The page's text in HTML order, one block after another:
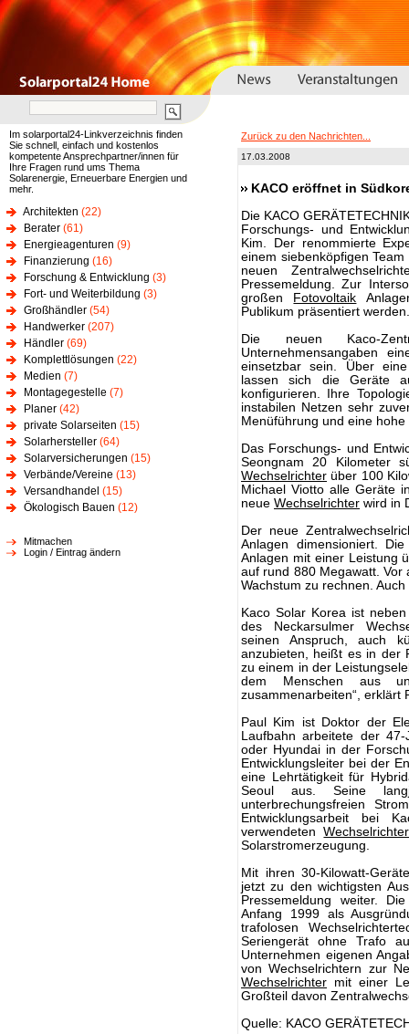
Im solarportal24-Linkverzeichnis finden
Sie schnell, einfach und kostenlos
kompetente Ansprechpartner/innen für
Ihre Fragen rund ums Thema
Solarenergie, Erneuerbare Energien und
mehr.
Architekten (22)
Berater (61)
Energieagenturen (9)
Finanzierung (16)
Forschung & Entwicklung (3)
Fort- und Weiterbildung (3)
Großhändler (54)
Handwerker (207)
Händler (69)
Komplettlösungen (22)
Medien (7)
Montagegestelle (7)
Planer (42)
private Solarseiten (15)
Solarhersteller (64)
Solarversicherungen (15)
Verbände/Vereine (13)
Versandhandel (15)
Ökologisch Bauen (12)
Mitmachen
Login / Eintrag ändern
Zurück zu den Nachrichten...
17.03.2008
KACO eröffnet in
Die KACO
Forschungs- und
Kim. Der renommierte
einem siebenköpfigen
neuen
Pressemeldung. Zur
großen
Fotovoltaik
Publikum präsentiert werden.
Die neuen Kaco-
Unternehmensangaben
einsetzbar sein. Über
lassen sich die Geräte
konfigurieren. Ihre
instabilen Netzen sehr
Menüführung und eine
Das Forschungs- und
Seongnam 20 Kilometer
Wechselrichter über 100
Michael Viotto alle Geräte
neue Wechselrichter wird in
Der neue
Anlagen dimensioniert.
Anlagen mit einer Leistung
auf rund 880 Megawatt. Vor
Wachstum zu rechnen.
Kaco Solar Korea ist
des Neckarsulmer
seinen Anspruch, auch
anzubieten, heißt es in der
zu einem in der
dem Menschen aus
zusammenarbeiten“, erklärt
Paul Kim ist Doktor der
Laufbahn arbeitete der
oder Hyundai in der
Entwicklungsleiter bei der
eine Lehrtätigkeit für
Seoul aus. Seine
unterbrechungsfreien
Entwicklungsarbeit bei
verwendetenWechselrichter
Solarstromerzeugung.
Mit ihren 30-Kilowatt-
jetzt zu den wichtigsten
Pressemeldung weiter.
Anfang 1999 als
trafolosen
Seriengerät ohne Trafo
Unternehmen eigenen
von Wechselrichtern zur
Wechselrichter mit einer
Großteil davon
Quelle: KACO